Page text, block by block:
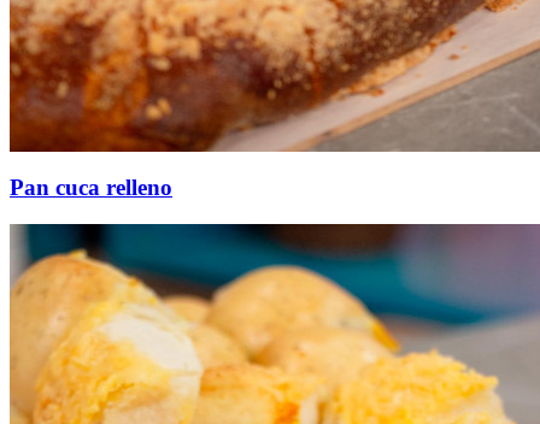
Pan cuca relleno